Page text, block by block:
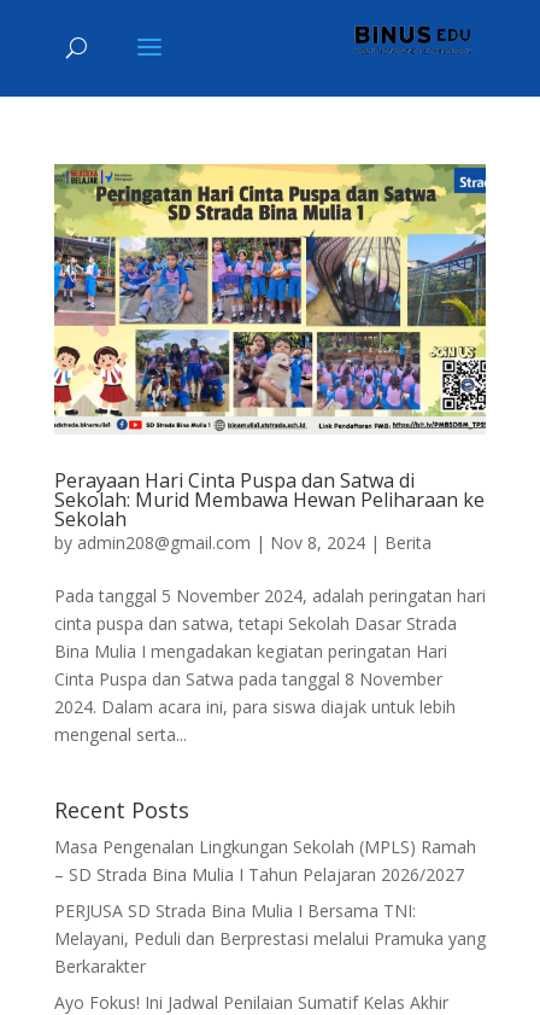
Perayaan Hari Cinta Puspa dan Satwa di
Sekolah: Murid Membawa Hewan Peliharaan ke
Sekolah
by admin208@gmail.com | Nov 8, 2024| Berita
Pada tanggal 5 November 2024, adalah peringatan hari
cinta puspa dan satwa, tetapi Sekolah Dasar Strada
Bina Mulia I mengadakan kegiatan peringatan Hari
Cinta Puspa dan Satwa pada tanggal 8 November
2024. Dalam acara ini, para siswa diajak untuk lebih
mengenal serta...
Recent Posts
Masa Pengenalan Lingkungan Sekolah (MPLS) Ramah
– SD Strada Bina Mulia I Tahun Pelajaran 2026/2027
PERJUSA SD Strada Bina Mulia I Bersama TNI:
Melayani, Peduli dan Berprestasi melalui Pramuka yang
Berkarakter
Ayo Fokus! Ini Jadwal Penilaian Sumatif Kelas Akhir